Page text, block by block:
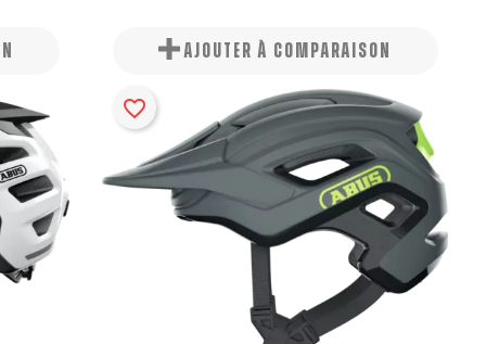
AJOUTER À COMPARAISON
favorite_border